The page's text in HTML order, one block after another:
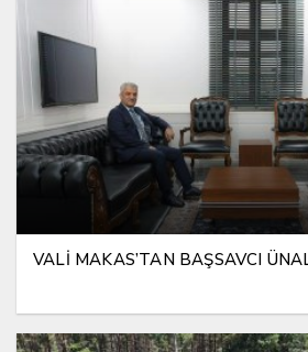
VALİ MAKAS’TAN BAŞSAVCI